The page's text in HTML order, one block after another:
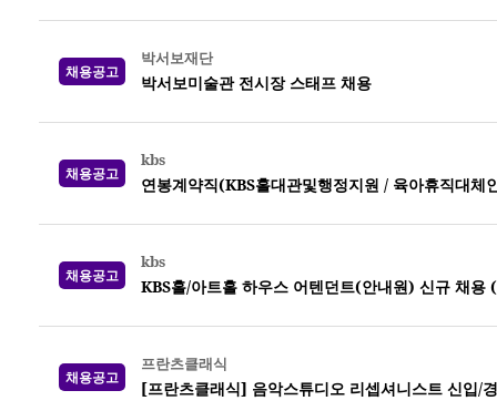
채용공고
박서보재단
박서보미술관 전시장 스태프 채용
채용공고
kbs
연봉계약직(KBS홀대관및행정지원 / 육아휴직대
채용공고
kbs
KBS홀/아트홀 하우스 어텐던트(안내원) 신규 채용
채용공고
프란츠클래식
[프란츠클래식] 음악스튜디오 리셉셔니스트 신입/